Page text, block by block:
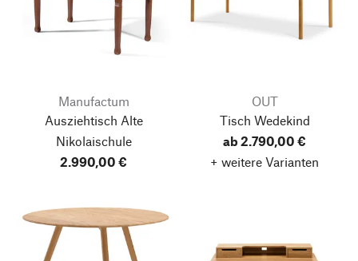
Manufactum
Ausziehtisch Alte
Nikolaischule
2.990,00 €
OUT
Tisch Wedekind
ab 2.790,00 €
+ weitere Varianten